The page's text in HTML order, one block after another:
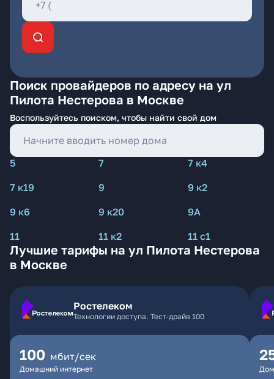
Поиск провайдеров по адресу на ул
Пилота Нестерова в Москве
Воспользуйтесь поиском, чтобы найти свой дом
5 7
7 к4
7 к19
9
9 к2
9 к6
9 к20
9А
11
11 к2 11 с1
Лучшие тарифы на ул Пилота Нестерова
в Москве
Ростелеком
Технологии доступа. Тест-драйв 100
100 мбит/сек
Домашний интернет